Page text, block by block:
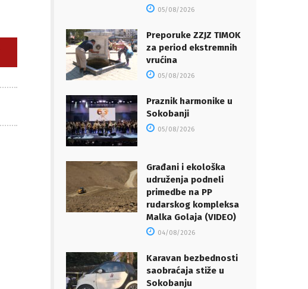
05/08/2026
Preporuke ZZJZ TIMOK
za period ekstremnih
vrućina
05/08/2026
Praznik harmonike u
Sokobanji
05/08/2026
Građani i ekološka
udruženja podneli
primedbe na PP
rudarskog kompleksa
Malka Golaja (VIDEO)
04/08/2026
Karavan bezbednosti
saobraćaja stiže u
Sokobanju